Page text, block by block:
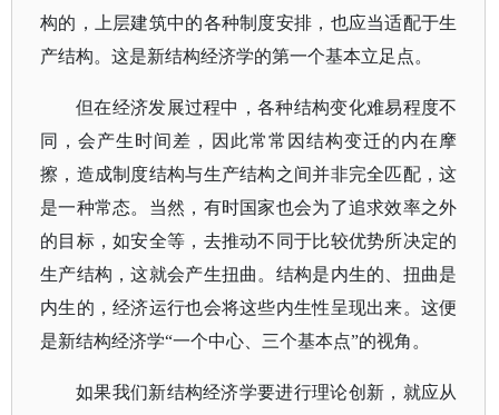
构的，上层建筑中的各种制度安排，也应当适配于生
产结构。这是新结构经济学的第一个基本立足点。
但在经济发展过程中，各种结构变化难易程度不
同，会产生时间差，因此常常因结构变迁的内在摩
擦，造成制度结构与生产结构之间并非完全匹配，这
是一种常态。当然，有时国家也会为了追求效率之外
的目标，如安全等，去推动不同于比较优势所决定的
生产结构，这就会产生扭曲。结构是内生的、扭曲是
内生的，经济运行也会将这些内生性呈现出来。这便
是新结构经济学“一个中心、三个基本点”的视角。
如果我们新结构经济学要进行理论创新，就应从